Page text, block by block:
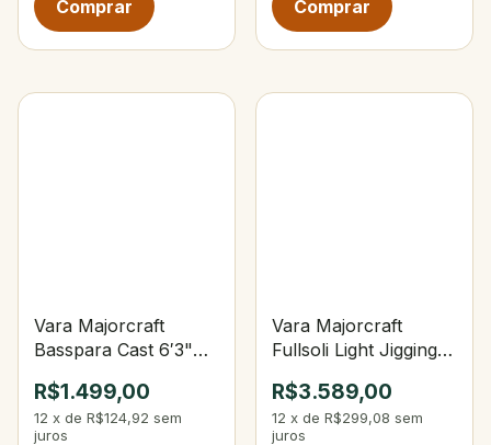
Vara Majorcraft
Basspara Cast 6′3"
2-Partes
R$1.499,00
12 x de R$124,92 sem
juros
Vara Majorcraft
Fullsoli Light Jigging
20-100g
R$3.589,00
12 x de R$299,08 sem
juros